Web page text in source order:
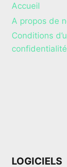
Accueil
A propos de
Conditions
confidentialité
LOGICIELS